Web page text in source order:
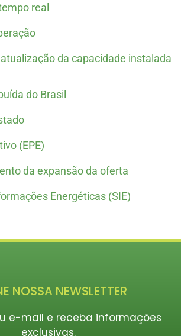
real
da capacidade instalada
do Brasil
(EPE)
da expansão da oferta
Energéticas (SIE)
NOSSA NEWSLETTER
e-mail e receba informações
exclusivas.